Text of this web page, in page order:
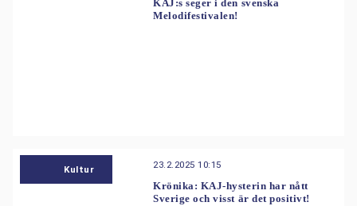
KAJ:s seger i den svenska
Melodifestivalen!
Kultur 23.2.2025 10:15
Krönika: KAJ-hysterin har nått
Sverige och visst är det positivt!